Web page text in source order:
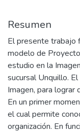
Resumen
El presente trabajo
modelo de
estudio en la
sucursal Unquillo.
Imagen, para lograr
En un primer
el cual permite
organización. En